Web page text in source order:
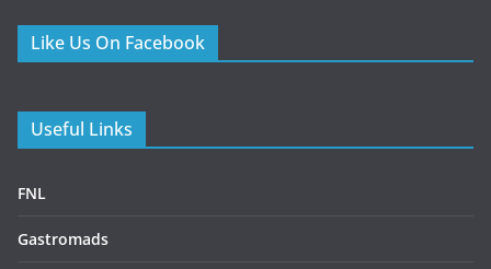
Like Us On Facebook
Useful Links
FNL
Gastromads